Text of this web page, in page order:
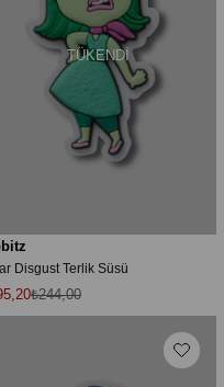
TÜKENDI
Disgust Terlik Süsü
₺244,00